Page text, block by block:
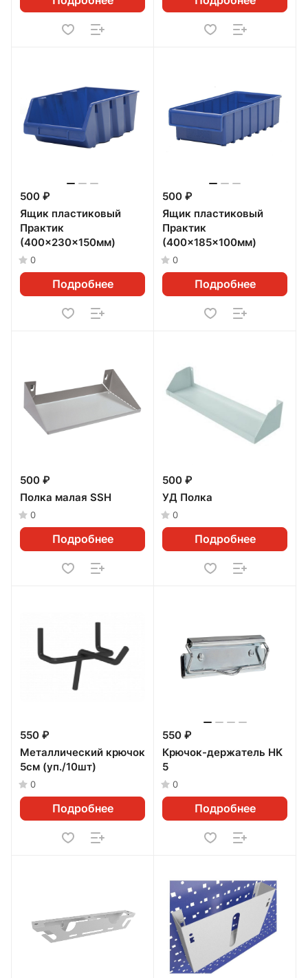
500 ₽
Ящик пластиковый
Практик
(400x230x150мм)
0
Подробнее
500 ₽
Ящик пластиковый
Практик
(400x185x100мм)
0
Подробнее
500 ₽
Полка малая SSH
0
Подробнее
500 ₽
УД Полка
0
Подробнее
550 ₽
Металлический крючок
5см (уп./10шт)
0
Подробнее
550 ₽
Крючок-держатель HK
5
0
Подробнее